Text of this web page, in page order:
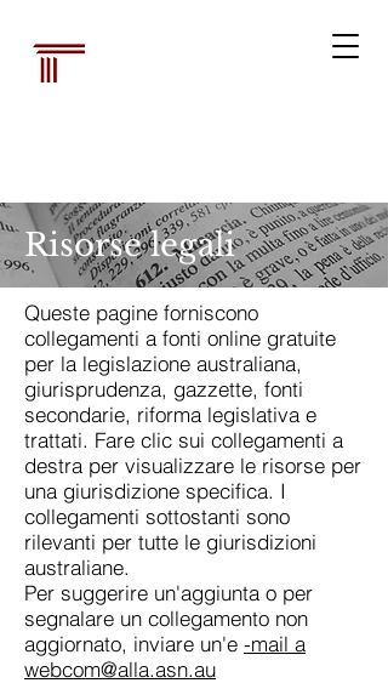
Risorse legali
Queste pagine forniscono
collegamenti a fonti online gratuite
per la legislazione australiana,
giurisprudenza, gazzette, fonti
secondarie, riforma legislativa e
trattati. Fare clic sui collegamenti a
destra per visualizzare le risorse per
una giurisdizione specifica. I
collegamenti sottostanti sono
rilevanti per tutte le giurisdizioni
australiane.
Per suggerire un'aggiunta o per
segnalare un collegamento non
aggiornato, inviare un'e -mail a
webcom@alla.asn.au